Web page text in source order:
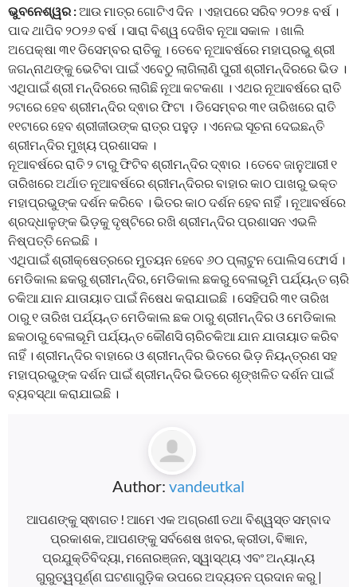
ଭୁବନେଶ୍ୱର :ଆଉ ମାତ୍ର ଗୋଟିଏ ଦିନ । ଏହାପରେ ସରିବ ୨୦୨୫ ବର୍ଷ ।
ପାଦ ଥାପିବ ୨୦୨୬ ବର୍ଷ । ସାରା ବିଶ୍ୱ ଦେଖିବ ନୂଆ ସକାଳ । ଖାଲି
ଅପେକ୍ଷା ୩୧ ଡିସେମ୍ବର ରାତିକୁ । ତେବେ ନୂଆବର୍ଷରେ ମହାପ୍ରଭୁ ଶ୍ରୀ
ଜଗନ୍ନାଥଙ୍କୁ ଭେଟିବା ପାଇଁ ଏବେଠୁ ଲାଗିଲାଣି ପୁରୀ ଶ୍ରୀମନ୍ଦିରରେ ଭିଡ ।
ଏଥିପାଇଁ ଶ୍ରୀ ମନ୍ଦିରରେ ଲାଗିଛି ନୂଆ କଟକଣା । ଏଥର ନୂଆବର୍ଷରେ ରାତି
୨ଟାରେ ହେବ ଶ୍ରୀମନ୍ଦିର ଦ୍ଵାର ଫିଟା । ଡିସେମ୍ବର ୩୧ ତାରିଖରେ ରାତି
୧୧ଟାରେ ହେବ ଶ୍ରୀଜୀଉଙ୍କ ରାତ୍ର ପହୁଡ଼ । ଏନେଇ ସୂଚନା ଦେଇଛନ୍ତି
ଶ୍ରୀମନ୍ଦିର ମୁଖ୍ୟ ପ୍ରଶାସକ ।
ନୂଆବର୍ଷରେ ରାତି ୨ ଟାରୁ ଫିଟିବ ଶ୍ରୀମନ୍ଦିର ଦ୍ଵାର । ତେବେ ଜାନୁଆରୀ ୧
ତାରିଖରେ ଅର୍ଥାତ ନୂଆବର୍ଷରେ ଶ୍ରୀମନ୍ଦିରର ବାହାର କାଠ ପାଖରୁ ଭକ୍ତ
ମହାପ୍ରଭୁଙ୍କ ଦର୍ଶନ କରିବେ । ଭିତର କାଠ ଦର୍ଶନ ହେବ ନାହିଁ । ନୂଆବର୍ଷରେ
ଶ୍ରଦ୍ଧାଳୁଙ୍କ ଭିଡ଼କୁ ଦୃଷ୍ଟିରେ ରଖି ଶ୍ରୀମନ୍ଦିର ପ୍ରଶାସନ ଏଭଳି
ନିଷ୍ପତ୍ତି ନେଇଛି ।
ଏଥିପାଇଁ ଶ୍ରୀକ୍ଷେତ୍ରରେ ମୁତୟନ ହେବେ ୬୦ ପ୍ଲାଟୁନ ପୋଲିସ ଫୋର୍ସ ।
ମେଡିକାଲ ଛକରୁ ଶ୍ରୀମନ୍ଦିର, ମେଡିକାଲ ଛକରୁ ବେଳାଭୂମି ପର୍ଯ୍ୟନ୍ତ ଚାରି
ଚକିଆ ଯାନ ଯାତାୟାତ ପାଇଁ ନିଷେଧ କରାଯାଇଛି । ସେହିପରି ୩୧ ତାରିଖ
ଠାରୁ ୧ ତାରିଖ ପର୍ଯ୍ୟନ୍ତ ମେଡିକାଲ ଛକ ଠାରୁ ଶ୍ରୀମନ୍ଦିର ଓ ମେଡିକାଲ
ଛକଠାରୁ ବେଳାଭୂମି ପର୍ଯ୍ୟନ୍ତ କୌଣସି ଚାରିଚକିଆ ଯାନ ଯାତାୟାତ କରିବ
ନାହିଁ । ଶ୍ରୀମନ୍ଦିର ବାହାରେ ଓ ଶ୍ରୀମନ୍ଦିର ଭିତରେ ଭିଡ଼ ନିୟନ୍ତ୍ରଣ ସହ
ମହାପ୍ରଭୁଙ୍କ ଦର୍ଶନ ପାଇଁ ଶ୍ରୀମନ୍ଦିର ଭିତରେ ଶୃଙ୍ଖଳିତ ଦର୍ଶନ ପାଇଁ
ବ୍ୟବସ୍ଥା କରାଯାଇଛି ।
Author: vandeutkal
ଆପଣଙ୍କୁ ସ୍ଵାଗତ ! ଆମେ ଏକ ଅଗ୍ରଣୀ ତଥା ବିଶ୍ୱସ୍ତ ସମ୍ବାଦ
ପ୍ରକାଶକ, ଆପଣଙ୍କୁ ସର୍ବଶେଷ ଖବର, କ୍ରୀଡା, ବିଜ୍ଞାନ,
ପ୍ରଯୁକ୍ତିବିଦ୍ୟା, ମନୋରଞ୍ଜନ, ସ୍ୱାସ୍ଥ୍ୟ ଏବଂ ଅନ୍ୟାନ୍ୟ
ଗୁରୁତ୍ୱପୂର୍ଣ୍ଣ ଘଟଣାଗୁଡ଼ିକ ଉପରେ ଅଦ୍ୟତନ ପ୍ରଦାନ କରୁ |